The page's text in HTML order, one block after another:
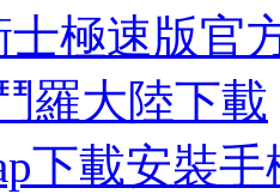
士極速版官
羅大陸下載
下載安裝手